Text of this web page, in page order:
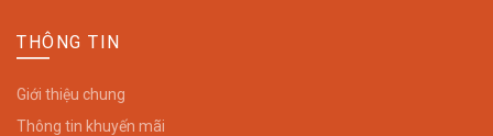
THÔNG TIN
Giới thiệu chung
Thông tin khuyến mãi